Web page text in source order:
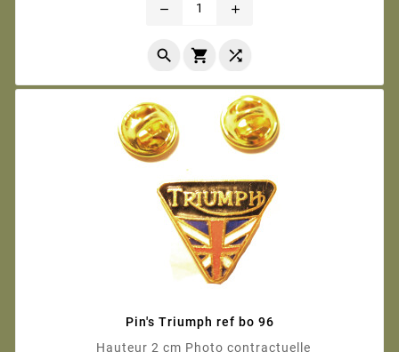
remove add
  
Pin's Triumph ref bo 96
Hauteur 2 cm Photo contractuelle